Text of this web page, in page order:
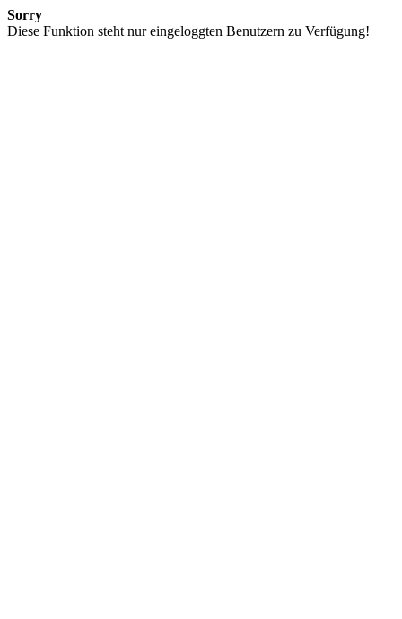
Sorry
Diese Funktion steht nur eingeloggten Benutzern zu Verfügung!